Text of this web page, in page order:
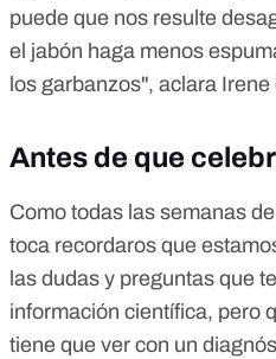
puede que nos resulte
el jabón haga menos
los garbanzos", aclara
Antes de que
Como todas las semanas
toca recordaros que
las dudas y preguntas que
información científica, pero
tiene que ver con un